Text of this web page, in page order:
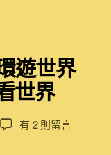
遊世界
世界
在
有 2 則留言